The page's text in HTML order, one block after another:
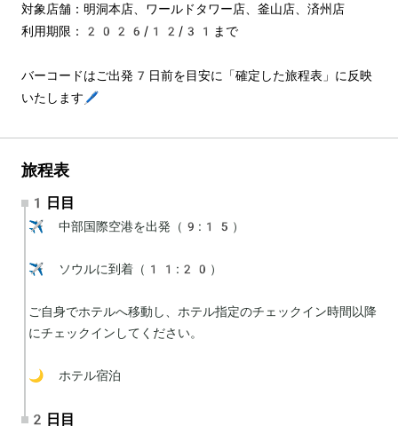
対象店舗：明洞本店、ワールドタワー店、釜山店、済州店
利用期限：2026/12/31まで
バーコードはご出発7日前を目安に「確定した旅程表」に反映
いたします🖊️
旅程表
1日目
✈️ 中部国際空港を出発（9:15）
✈️ ソウルに到着（11:20）
ご自身でホテルへ移動し、ホテル指定のチェックイン時間以降
にチェックインしてください。
🌙 ホテル宿泊
2日目